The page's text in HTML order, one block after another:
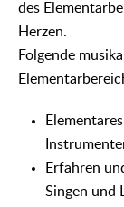
des
Herzen.
Folgende
Erfahren
Singen und